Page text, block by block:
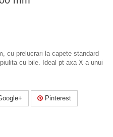
cu prelucrari la capete standard
cu bile. Ideal pt axa X a unui
Pinterest